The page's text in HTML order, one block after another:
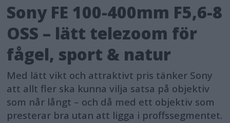
Sony FE 100-400mm F5,6-8
OSS – lätt telezoom för
fågel, sport & natur
Med lätt vikt och attraktivt pris tänker Sony
att allt fler ska kunna vilja satsa på objektiv
som når långt – och då med ett objektiv som
presterar bra utan att ligga i proffssegmentet.